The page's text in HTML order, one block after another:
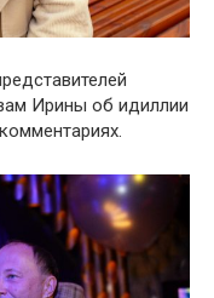
Ирины об идиллии